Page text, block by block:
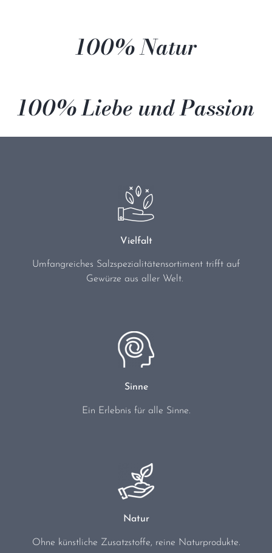
100% Natur
100% Liebe und Passion
Vielfalt
Umfangreiches Salzspezialitätensortiment trifft auf
Gewürze aus aller Welt.
Sinne
Ein Erlebnis für alle Sinne.
Natur
Ohne künstliche Zusatzstoffe, reine Naturprodukte.